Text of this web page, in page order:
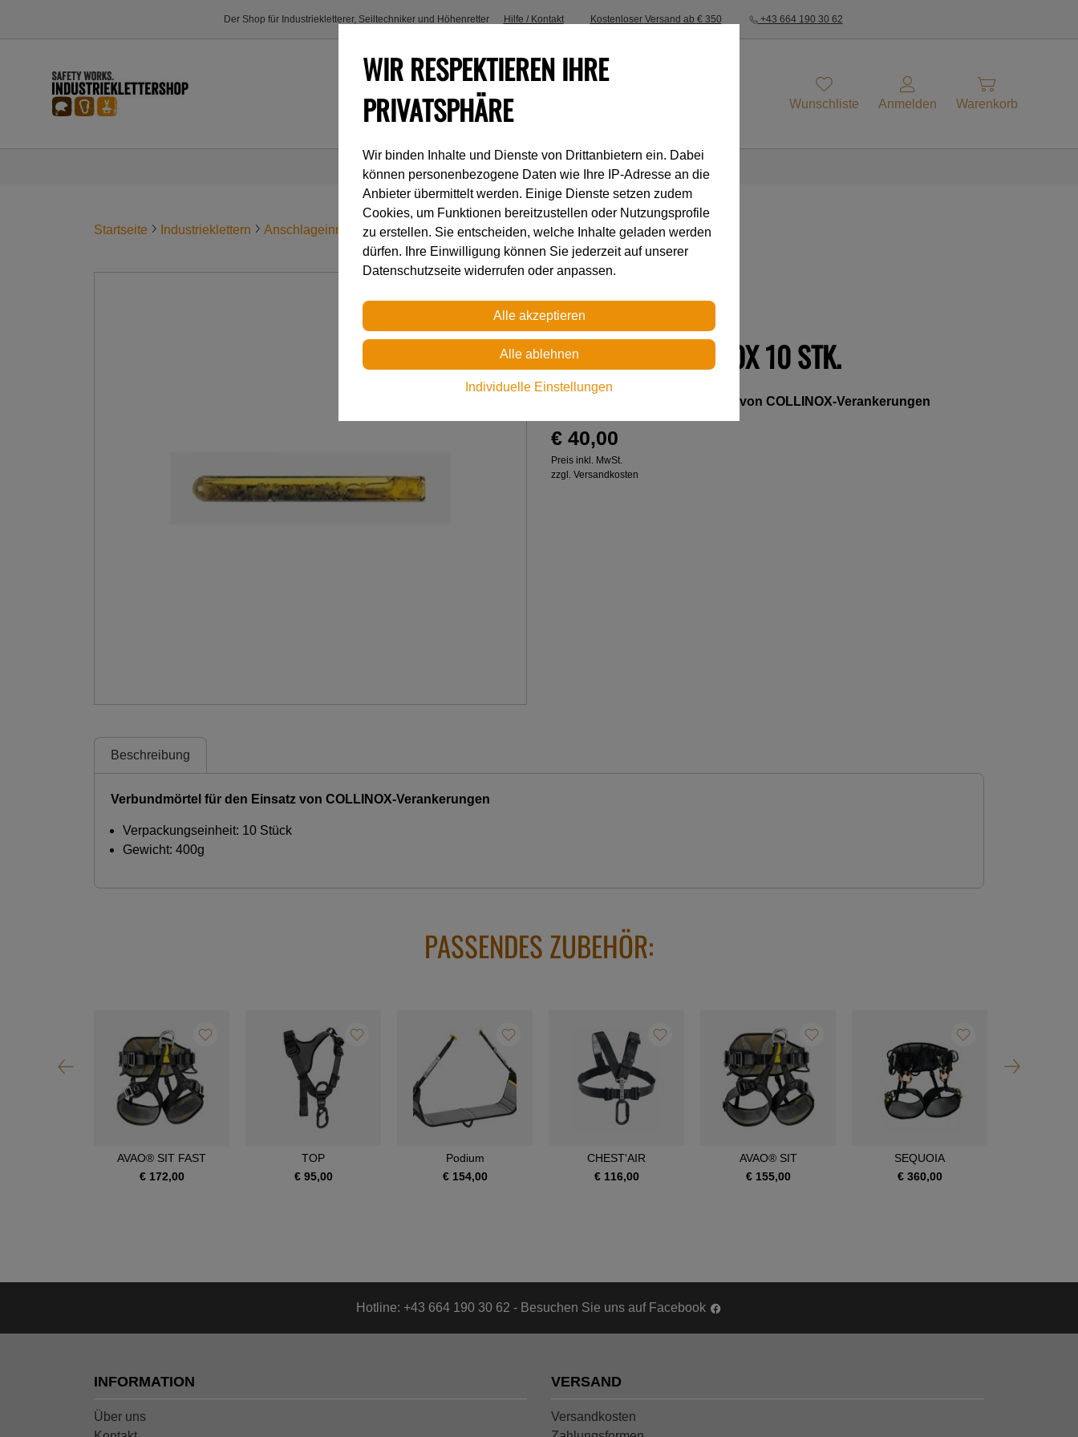
Der Shop für Industriekletterer, Seiltechniker und Höhenretter Hilfe / Kontakt Kostenloser Versand ab € 350 +43 664 190 30 62
Wunschliste Anmelden Warenkorb
Industrieklettern Accessoires
Startseite Industrieklettern Anschlageinrichtungen Permanent AMPOULE COLLINOX 10 Stk.
Petzl
AMPOULE COLLINOX 10 STK.
Verbundmörtel für den Einsatz von COLLINOX-Verankerungen
€ 40,00
Preis inkl. MwSt.
zzgl. Versandkosten
Beschreibung
Verbundmörtel für den Einsatz von COLLINOX-Verankerungen
Verpackungseinheit: 10 Stück
Gewicht: 400g
PASSENDES ZUBEHÖR:
AVAO® SIT FAST
€ 172,00
TOP
€ 95,00
Podium
€ 154,00
CHEST'AIR
€ 116,00
AVAO® SIT
€ 155,00
SEQUOIA
€ 360,00
WIR RESPEKTIEREN IHRE
PRIVATSPHÄRE
Wir binden Inhalte und Dienste von Drittanbietern ein. Dabei
können personenbezogene Daten wie Ihre IP-Adresse an die
Anbieter übermittelt werden. Einige Dienste setzen zudem
Cookies, um Funktionen bereitzustellen oder Nutzungsprofile
zu erstellen. Sie entscheiden, welche Inhalte geladen werden
dürfen. Ihre Einwilligung können Sie jederzeit auf unserer
Datenschutzseite widerrufen oder anpassen.
Individuelle Einstellungen
Hotline: +43 664 190 30 62 - Besuchen Sie uns auf Facebook
INFORMATION
Über uns
VERSAND
Versandkosten